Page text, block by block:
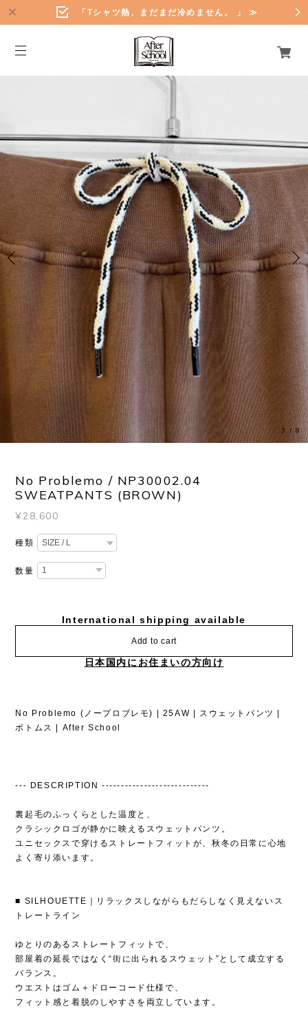
「Tシャツ熱、まだまだ冷めません。 」 ≫
3 /8
No Problemo / NP30002.04
SWEATPANTS (BROWN)
¥28,600
種類
数量
International shipping available
Add to cart
日本国内にお住まいの方向け
No Problemo (ノープロブレモ) | 25AW | スウェットパンツ |
ボトムス | After School
--- DESCRIPTION ----------------------------
裏起毛のふっくらとした温度と、
クラシックロゴが静かに映えるスウェットパンツ。
ユニセックスで穿けるストレートフィットが、秋冬の日常に心地
よく寄り添います。
■ SILHOUETTE｜リラックスしながらもだらしなく見えないス
トレートライン
ゆとりのあるストレートフィットで、
部屋着の延長ではなく“街に出られるスウェット”として成立する
バランス。
ウエストはゴム＋ドローコード仕様で、
フィット感と着脱のしやすさを両立しています。